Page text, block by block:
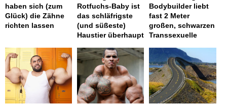
haben sich (zum
Glück) die Zähne
richten lassen
Rotfuchs-Baby ist
das schläfrigste
(und süßeste)
Haustier überhaupt
Bodybuilder liebt
fast 2 Meter
großen, schwarzen
Transsexuelle